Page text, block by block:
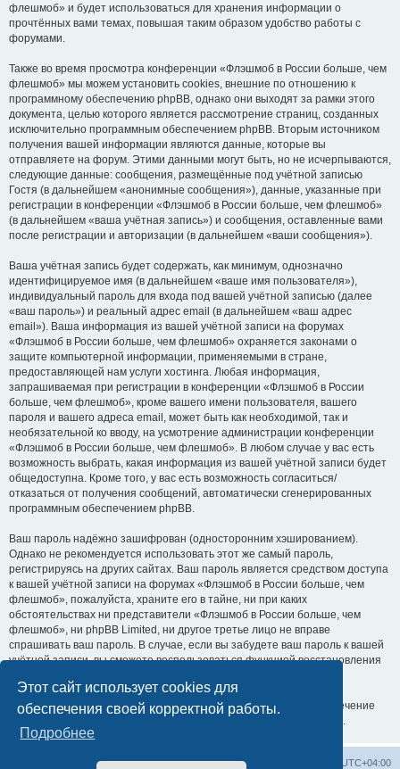
Этот сайт использует cookies для
обеспечения своей корректной работы.
Подробнее
флешмоб» и будет использоваться для хранения информации о
прочтённых вами темах, повышая таким образом удобство работы с
форумами.
Также во время просмотра конференции «Флэшмоб в России больше, чем
флешмоб» мы можем установить cookies, внешние по отношению к
программному обеспечению phpBB, однако они выходят за рамки этого
документа, целью которого является рассмотрение страниц, созданных
исключительно программным обеспечением phpBB. Вторым источником
получения вашей информации являются данные, которые вы
отправляете на форум. Этими данными могут быть, но не исчерпываются,
следующие данные: сообщения, размещённые под учётной записью
Гостя (в дальнейшем «анонимные сообщения»), данные, указанные при
регистрации в конференции «Флэшмоб в России больше, чем флешмоб»
(в дальнейшем «ваша учётная запись») и сообщения, оставленные вами
после регистрации и авторизации (в дальнейшем «ваши сообщения»).
Ваша учётная запись будет содержать, как минимум, однозначно
идентифицируемое имя (в дальнейшем «ваше имя пользователя»),
индивидуальный пароль для входа под вашей учётной записью (далее
«ваш пароль») и реальный адрес email (в дальнейшем «ваш адрес
email»). Ваша информация из вашей учётной записи на форумах
«Флэшмоб в России больше, чем флешмоб» охраняется законами о
защите компьютерной информации, применяемыми в стране,
предоставляющей нам услуги хостинга. Любая информация,
запрашиваемая при регистрации в конференции «Флэшмоб в России
больше, чем флешмоб», кроме вашего имени пользователя, вашего
пароля и вашего адреса email, может быть как необходимой, так и
необязательной ко вводу, на усмотрение администрации конференции
«Флэшмоб в России больше, чем флешмоб». В любом случае у вас есть
возможность выбрать, какая информация из вашей учётной записи будет
общедоступна. Кроме того, у вас есть возможность согласиться/
отказаться от получения сообщений, автоматически сгенерированных
программным обеспечением phpBB.
Ваш пароль надёжно зашифрован (односторонним хэшированием).
Однако не рекомендуется использовать этот же самый пароль,
регистрируясь на других сайтах. Ваш пароль является средством доступа
к вашей учётной записи на форумах «Флэшмоб в России больше, чем
флешмоб», пожалуйста, храните его в тайне, ни при каких
обстоятельствах ни представители «Флэшмоб в России больше, чем
флешмоб», ни phpBB Limited, ни другое третье лицо не вправе
спрашивать ваш пароль. В случае, если вы забудете ваш пароль к вашей
учётной записи, вы сможете воспользоваться функцией восстановления
обеспечением phpBB. Вам будет необходимо ввести ваше имя
пользователя и ваш адрес email, после чего программное обеспечение
phpBB сгенерирует вам новый пароль для вашей учётной записи.
Список форумов UTC+04:00
Удалить cookies